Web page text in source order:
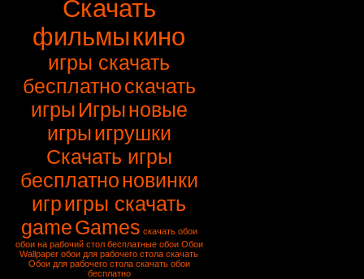
Скачать
фильмыкино
игры скачать
бесплатноскачать
игры Игрыновые
игрыигрушки
Скачать игры
бесплатноновинки
игригры скачать
gameGames скачать обои
обои на рабочий стол бесплатные обои Обои
Wallpaper обои для рабочего стола скачать
Обои для рабочего стола скачать обои
бесплатно